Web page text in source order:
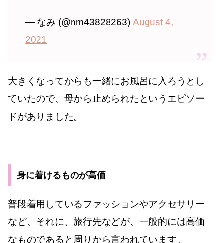
— なみ (@nm43828263)August 4,
2021
大きくなってからも一緒にお風呂に入ろうとし
ていたので、母から止められたというエピソー
ドがありました。
身に着けるものが高価
普段着用しているファッションやアクセサリー
など、それに、旅行先などが、一般的には高価
なものであると周りから言われています。